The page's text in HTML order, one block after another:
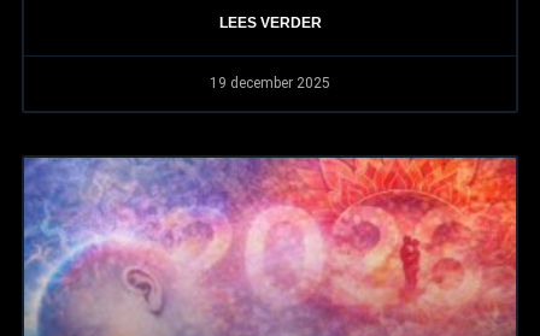
LEES VERDER
19 december 2025